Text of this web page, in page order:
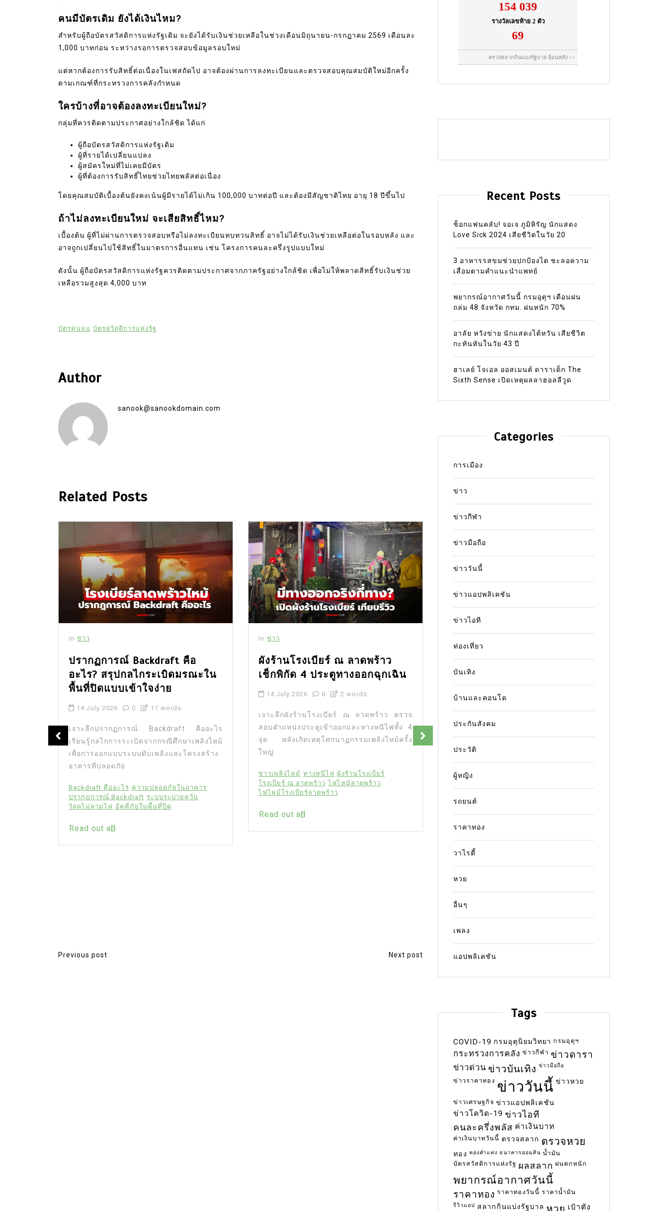
คนมีบัตรเดิม ยังได้เงินไหม?
สำหรับผู้ถือบัตรสวัสดิการแห่งรัฐเดิม จะยังได้รับเงินช่วยเหลือในช่วงเดือนมิถุนายน-กรกฎาคม 2569 เดือนละ
1,000 บาทก่อน ระหว่างรอการตรวจสอบข้อมูลรอบใหม่
แต่หากต้องการรับสิทธิ์ต่อเนื่องในเฟสถัดไป อาจต้องผ่านการลงทะเบียนและตรวจสอบคุณสมบัติใหม่อีกครั้ง
ตามเกณฑ์ที่กระทรวงการคลังกำหนด
ใครบ้างที่อาจต้องลงทะเบียนใหม่?
กลุ่มที่ควรติดตามประกาศอย่างใกล้ชิด ได้แก่
ผู้ถือบัตรสวัสดิการแห่งรัฐเดิม
ผู้ที่รายได้เปลี่ยนแปลง
ผู้สมัครใหม่ที่ไม่เคยมีบัตร
ผู้ที่ต้องการรับสิทธิ์ไทยช่วยไทยพลัสต่อเนื่อง
โดยคุณสมบัติเบื้องต้นยังคงเน้นผู้มีรายได้ไม่เกิน 100,000 บาทต่อปี และต้องมีสัญชาติไทย อายุ 18 ปีขึ้นไป
ถ้าไม่ลงทะเบียนใหม่ จะเสียสิทธิ์ไหม?
เบื้องต้น ผู้ที่ไม่ผ่านการตรวจสอบหรือไม่ลงทะเบียนทบทวนสิทธิ์ อาจไม่ได้รับเงินช่วยเหลือต่อในรอบหลัง และ
อาจถูกเปลี่ยนไปใช้สิทธิ์ในมาตรการอื่นแทน เช่น โครงการคนละครึ่งรูปแบบใหม่
ดังนั้น ผู้ถือบัตรสวัสดิการแห่งรัฐควรติดตามประกาศจากภาครัฐอย่างใกล้ชิด เพื่อไม่ให้พลาดสิทธิ์รับเงินช่วย
เหลือรวมสูงสุด 4,000 บาท
บัตรคนจน บัตรสวัสดิการแห่งรัฐ
Author
sanook@sanookdomain.com
Related Posts
In ข่าว
ปรากฏการณ์ Backdraft คือ
อะไร? สรุปกลไกระเบิดมรณะใน
พื้นที่ปิดแบบเข้าใจง่าย
14 July 2026 0 11 words
เจาะลึกปรากฏการณ์ Backdraft คืออะไร
เรียนรู้กลไกการระเบิดจากกรณีศึกษาเพลิงไหม้
เพื่อการออกแบบระบบดับเพลิงและโครงสร้าง
อาคารที่ปลอดภัย
Backdraft คืออะไร ความปลอดภัยในอาคาร
ปรากฏการณ์ Backdraft ระบบระบายควัน
วัสดุไม่ลามไฟ อัคคีภัยในพื้นที่ปิด
Read out all
In ข่าว
ผังร้านโรงเบียร์ ณ ลาดพร้าว
เช็กพิกัด 4 ประตูทางออกฉุกเฉิน
14 July 2026 0 2 words
เจาะลึกผังร้านโรงเบียร์ ณ ลาดพร้าว ตรวจ
สอบตำแหน่งประตูเข้าออกและทางหนีไฟทั้ง 4
จุด หลังเกิดเหตุโศกนาฏกรรมเพลิงไหม้ครั้ง
ใหญ่
ข่าวเพลิงไหม้ ทางหนีไฟ ผังร้านโรงเบียร์
โรงเบียร์ ณ ลาดพร้าว ไฟไหม้ลาดพร้าว
ไฟไหม้โรงเบียร์ลาดพร้าว
Read out all
อาลัย แซม นีลล์ เสียชีวิตในวัย
78 ปี ปิดตำนาน ดร.อลัน แกรนต์
14 July 2026
รนต์ จาก Jurassic Park เสียชีวิตแล้วในวัย 78
ปี ที่เมืองซิดนีย์ หลังเพิ่งประกาศหายจากมะเร็ง
เม็ดเลือดขาว
Jurassic Park
Read out all
P
Previous post Next post
Recent Posts
ช็อกแฟนคลับ! จอเจ ภูมิหิรัญ นักแสดง
Love Sick 2024 เสียชีวิตในวัย 20
3 อาหารรสขมช่วยปกป้องไต ชะลอความ
เสื่อมตามคำแนะนำแพทย์
พยากรณ์อากาศวันนี้ กรมอุตุฯ เตือนฝน
ถล่ม 48 จังหวัด กทม. ฝนหนัก 70%
อาลัย หวังข่าย นักแสดงไต้หวัน เสียชีวิต
กะทันหันในวัย 43 ปี
ฮาเลย์ โจเอล ออสเมนต์ ดาราเด็ก The
Sixth Sense เปิดเหตุผลลาฮอลลีวูด
Categories
การเมือง
ข่าว
ข่าวกีฬา
ข่าวมือถือ
ข่าววันนี้
ข่าวแอปพลิเคชัน
ข่าวไอที
ท่องเที่ยว
บันเทิง
บ้านและคอนโด
ประกันสังคม
ประวัติ
ผู้หญิง
รถยนต์
ราคาทอง
วาไรตี้
หวย
อื่นๆ
เพลง
แอปพลิเคชัน
Tags
COVID-19 กรมอุตุนิยมวิทยา กรมอุตุฯ
กระทรวงการคลัง ข่าวกีฬา ข่าวดารา
ข่าวด่วน ข่าวบันเทิง ข่าวมือถือ
ข่าวราคาทอง ข่าววันนี้ ข่าวหวย
ข่าวเศรษฐกิจ ข่าวแอปพลิเคชัน
ข่าวโควิด-19 ข่าวไอที
คนละครึ่งพลัส ค่าเงินบาท
ค่าเงินบาทวันนี้ ตรวจสลาก ตรวจหวย
ทอง ทองคำแท่ง ธนาคารออมสิน น้ำมัน
บัตรสวัสดิการแห่งรัฐ ผลสลาก ฝนตกหนัก
พยากรณ์อากาศวันนี้
ราคาทอง ราคาทองวันนี้ ราคาน้ำมัน
รีวิวแอป สลากกินแบ่งรัฐบาล เป๋าตัง